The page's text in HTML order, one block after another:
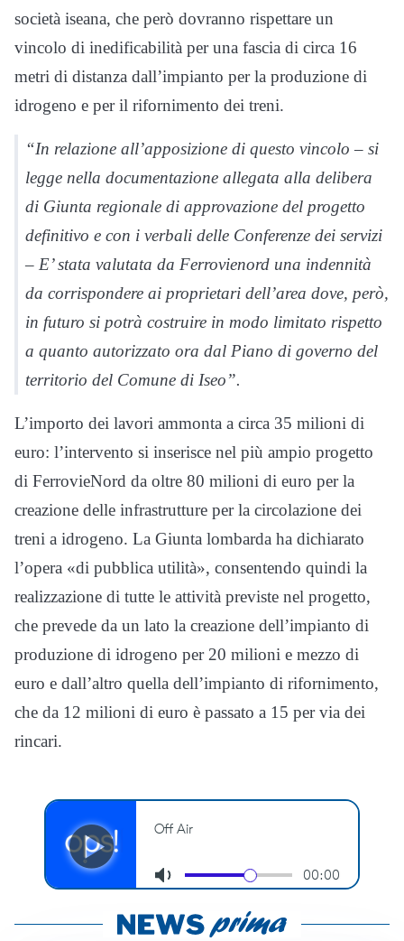
società iseana, che però dovranno rispettare un
vincolo di inedificabilità per una fascia di circa 16
metri di distanza dall’impianto per la produzione di
idrogeno e per il rifornimento dei treni.
“In relazione all’apposizione di questo vincolo – si
legge nella documentazione allegata alla delibera
di Giunta regionale di approvazione del progetto
definitivo e con i verbali delle Conferenze dei servizi
– E’ stata valutata da Ferrovienord una indennità
da corrispondere ai proprietari dell’area dove, però,
in futuro si potrà costruire in modo limitato rispetto
a quanto autorizzato ora dal Piano di governo del
territorio del Comune di Iseo”.
L’importo dei lavori ammonta a circa 35 milioni di
euro: l’intervento si inserisce nel più ampio progetto
di FerrovieNord da oltre 80 milioni di euro per la
creazione delle infrastrutture per la circolazione dei
treni a idrogeno. La Giunta lombarda ha dichiarato
l’opera «di pubblica utilità», consentendo quindi la
realizzazione di tutte le attività previste nel progetto,
che prevede da un lato la creazione dell’impianto di
produzione di idrogeno per 20 milioni e mezzo di
euro e dall’altro quella dell’impianto di rifornimento,
che da 12 milioni di euro è passato a 15 per via dei
rincari.